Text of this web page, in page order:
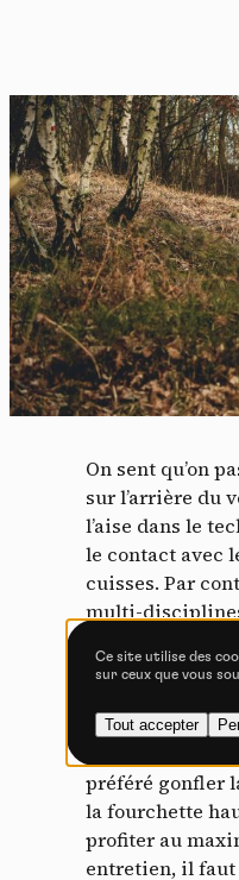
FR NL
On sent qu’on
sur l’arrière du
l’aise dans le
le contact avec
cuisses. Par
multi-
le vélo de
faible
préféré gonfler
la fourchette
profiter au
entretien, il faut
Introduction
Introduction
Panneau
cookies
En autorisant ces
lecture de cookies et
nécessaires à leur bon
Politique de confidentialité
Tout accepter Tout refuser
Vidéos
Les services de
le site de contenu
visibilité.
Vimeo
Autoriser
YouTube
déposer 4
Autoriser
Ce site utilise des
sur ceux que vous
Tout accepter